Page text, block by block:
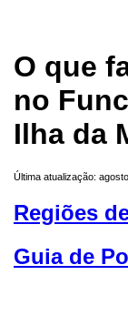
O que
no
Ilha da
Última atualização:
Regiões
Guia de